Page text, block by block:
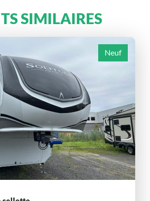
SIMILAIRES
Neuf